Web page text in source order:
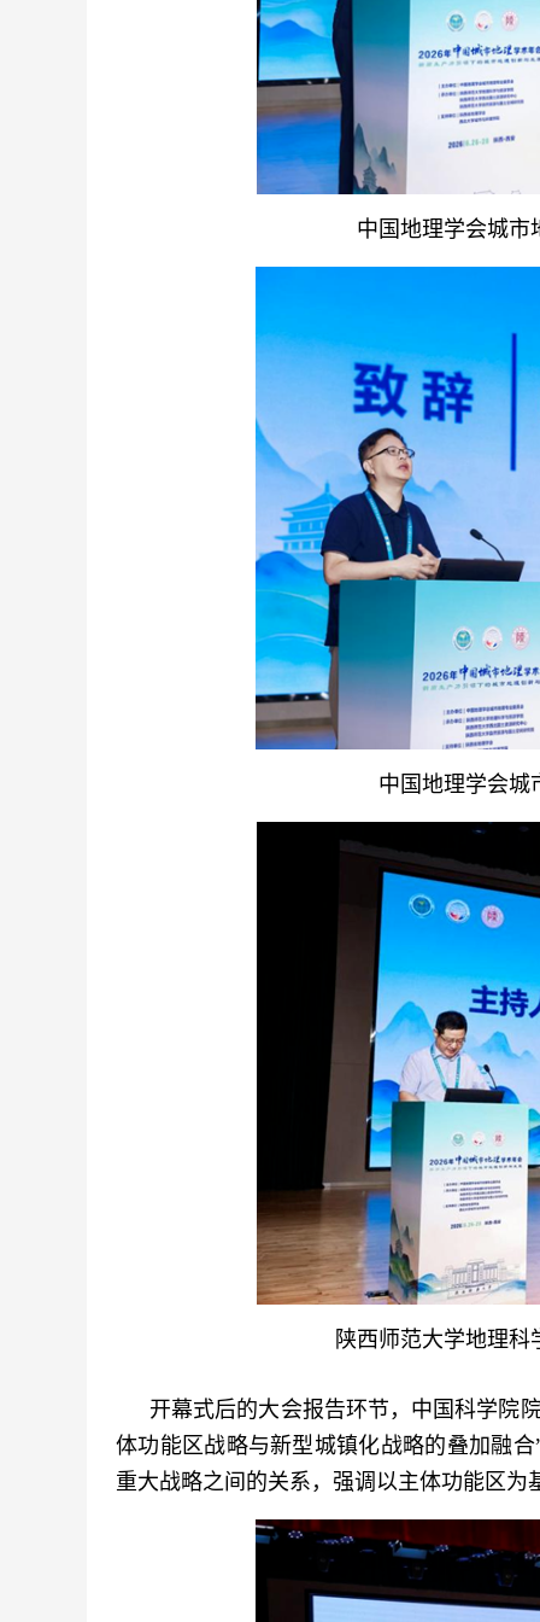
中国地理学会城市
中国地理学会城
陕西师范大学地理
开幕式后的大会报告环节，中国科学院
体功能区战略与新型城镇化战略的叠加融
重大战略之间的关系，强调以主体功能区